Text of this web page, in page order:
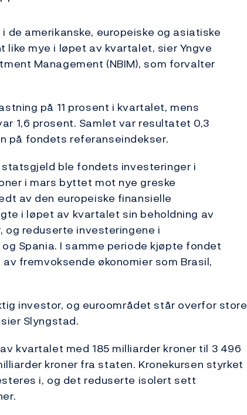
amerikanske, europeiske og asiatiske
mye i løpet av kvartalet, sier Yngve
Management (NBIM), som forvalter
på 11 prosent i kvartalet, mens
1,6 prosent. Samlet var resultatet 0,3
på fondets referanseindekser.
ble fondets investeringer i
i mars byttet mot nye greske
av den europeiske finansielle
i løpet av kvartalet sin beholdning av
reduserte investeringene i
Spania. I samme periode kjøpte fondet
fremvoksende økonomier som Brasil,
investor, og euroområdet står overfor store
Slyngstad.
kvartalet med 185 milliarder kroner til 3 496
kroner fra staten. Kronekursen styrket
i, og det reduserte isolert sett